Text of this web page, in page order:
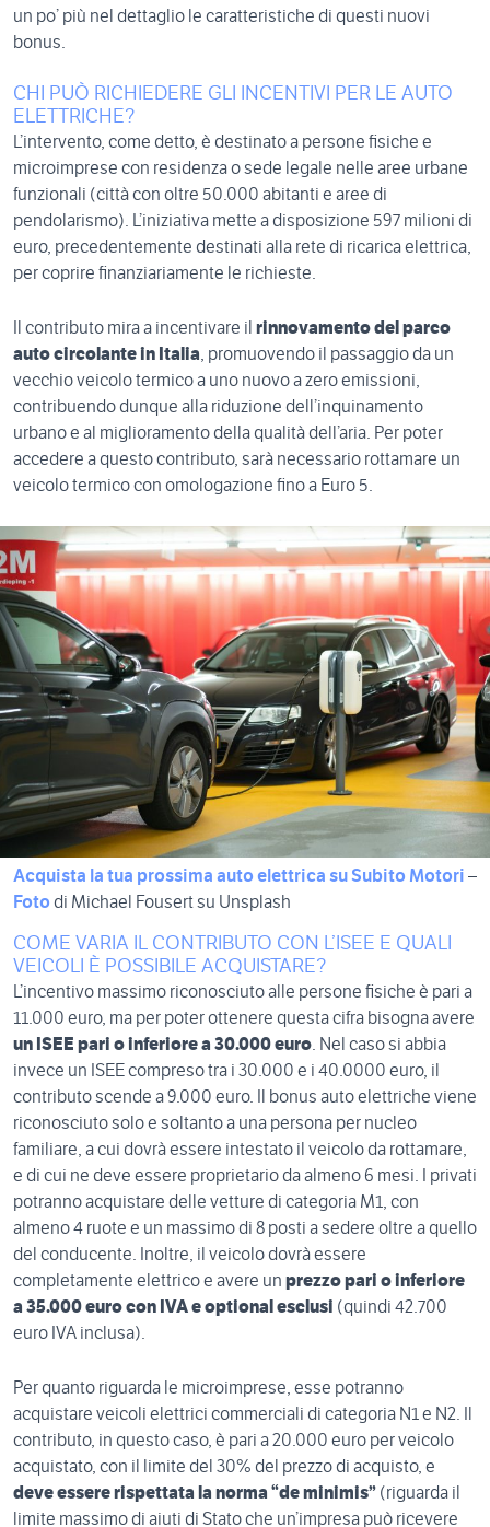
un po’ più nel dettaglio le caratteristiche di questi nuovi
bonus.
CHI PUÒ RICHIEDERE GLI INCENTIVI PER LE AUTO
ELETTRICHE?
L’intervento, come detto, è destinato a persone fisiche e
microimprese con residenza o sede legale nelle aree urbane
funzionali (città con oltre 50.000 abitanti e aree di
pendolarismo). L’iniziativa mette a disposizione 597 milioni di
euro, precedentemente destinati alla rete di ricarica elettrica,
per coprire finanziariamente le richieste.
Il contributo mira a incentivare il rinnovamento del parco
auto circolante in Italia , promuovendo il passaggio da un
vecchio veicolo termico a uno nuovo a zero emissioni,
contribuendo dunque alla riduzione dell’inquinamento
urbano e al miglioramento della qualità dell’aria. Per poter
accedere a questo contributo, sarà necessario rottamare un
veicolo termico con omologazione fino a Euro 5.
Acquista la tua prossima auto elettrica su Subito Motori –
Foto di Michael Fousert su Unsplash
COME VARIA IL CONTRIBUTO CON L’ISEE E QUALI
VEICOLI È POSSIBILE ACQUISTARE?
L’incentivo massimo riconosciuto alle persone fisiche è pari a
11.000 euro, ma per poter ottenere questa cifra bisogna avere
un ISEE pari o inferiore a 30.000 euro . Nel caso si abbia
invece un ISEE compreso tra i 30.000 e i 40.0000 euro, il
contributo scende a 9.000 euro. Il bonus auto elettriche viene
riconosciuto solo e soltanto a una persona per nucleo
familiare, a cui dovrà essere intestato il veicolo da rottamare,
e di cui ne deve essere proprietario da almeno 6 mesi. I privati
potranno acquistare delle vetture di categoria M1, con
almeno 4 ruote e un massimo di 8 posti a sedere oltre a quello
del conducente. Inoltre, il veicolo dovrà essere
completamente elettrico e avere un prezzo pari o inferiore
a 35.000 euro con IVA e optional esclusi (quindi 42.700
euro IVA inclusa).
Per quanto riguarda le microimprese, esse potranno
acquistare veicoli elettrici commerciali di categoria N1 e N2. Il
contributo, in questo caso, è pari a 20.000 euro per veicolo
acquistato, con il limite del 30% del prezzo di acquisto, e
deve essere rispettata la norma “de minimis” (riguarda il
limite massimo di aiuti di Stato che un’impresa può ricevere